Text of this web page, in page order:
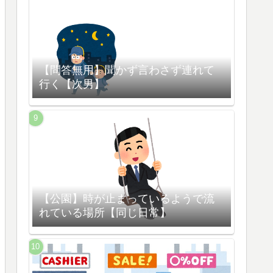
【問答無用】聞かず言わさず連れて
行く【次男】
【公園】時が止まっているようで流
れている場所【同じ日常】